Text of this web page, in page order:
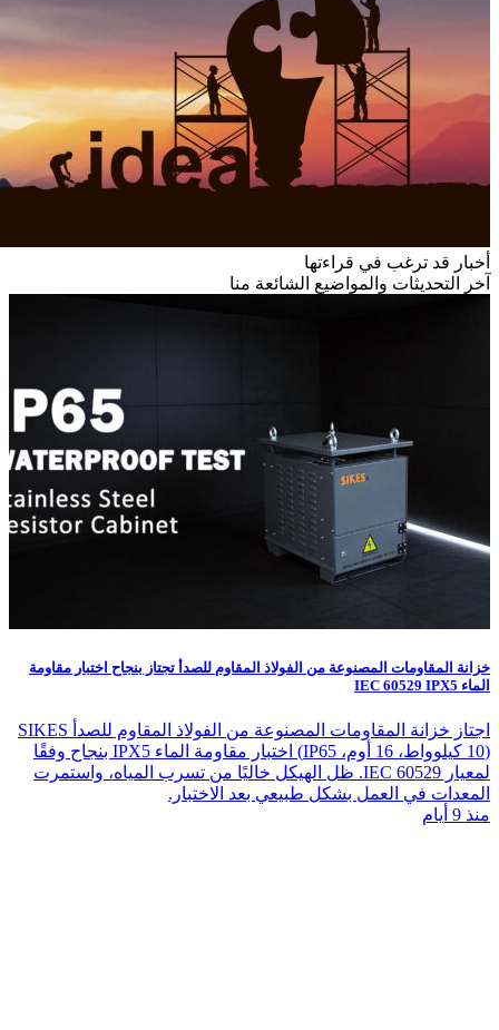
أخبار قد ترغب في قراءتها
آخر التحديثات والمواضيع الشائعة منا
خزانة المقاومات المصنوعة من الفولاذ المقاوم للصدأ تجتاز بنجاح اختبار مقاومة
الماء IEC 60529 IPX5
اجتاز خزانة المقاومات المصنوعة من الفولاذ المقاوم للصدأ SIKES
(10 كيلوواط، 16 أوم، IP65) اختبار مقاومة الماء IPX5 بنجاح وفقًا
لمعيار IEC 60529. ظل الهيكل خاليًا من تسرب المياه، واستمرت
المعدات في العمل بشكل طبيعي بعد الاختبار.
منذ 9 أيام